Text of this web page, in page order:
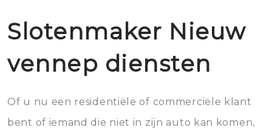
Slotenmaker Nieuw
vennep diensten
Of u nu een residentiële of commerciële klant
bent of iemand die niet in zijn auto kan komen,